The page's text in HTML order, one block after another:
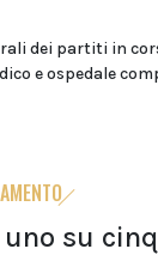
dei partiti in
e ospedale
su